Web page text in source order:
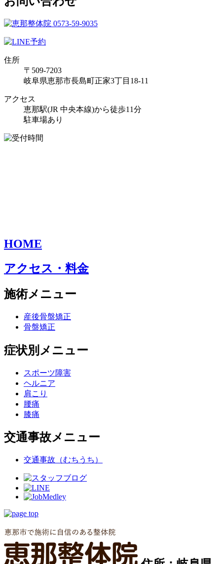
住所
〒509-7203
岐阜県恵那市長島町正家3丁目18-11
アクセス
恵那駅(JR 中央本線)から徒歩11分
駐車場あり
HOME
アクセス・料金
施術メニュー
産後骨盤矯正
骨盤矯正
症状別メニュー
スポーツ障害
ヘルニア
肩こり
腰痛
膝痛
交通事故メニュー
交通事故（むちうち）